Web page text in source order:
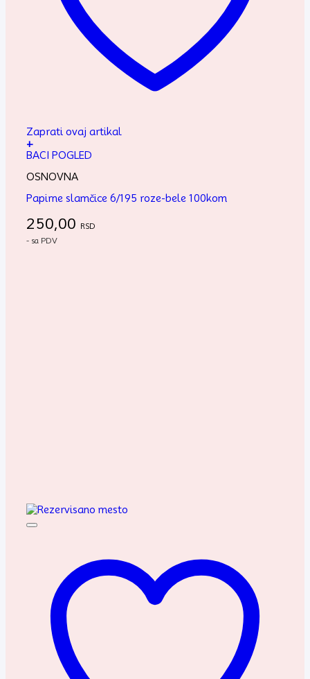
Zaprati ovaj artikal
+
BACI POGLED
OSNOVNA
Papirne slamčice 6/195 roze-bele 100kom
250,00 RSD
- sa PDV